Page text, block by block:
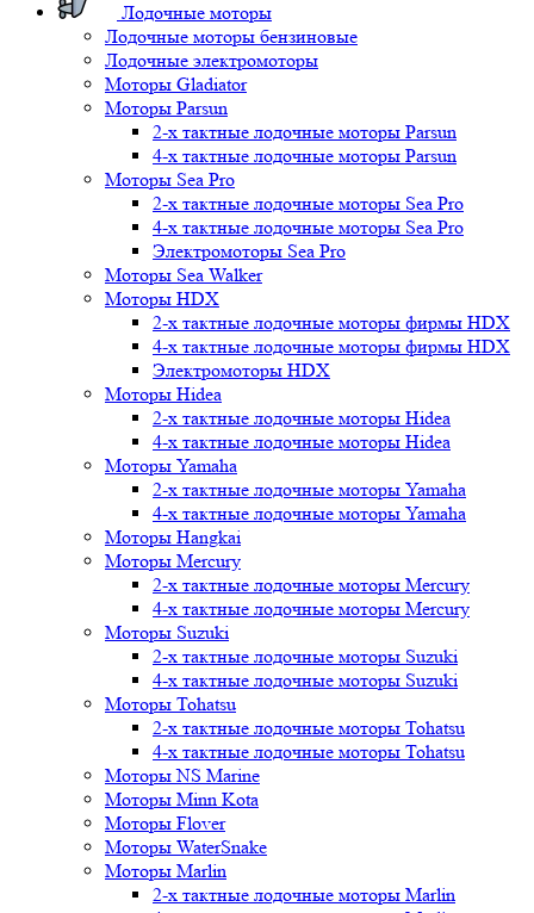
Лодочные моторы
Лодочные моторы бензиновые
Лодочные электромоторы
Моторы Gladiator
Моторы Parsun
2-х тактные лодочные моторы Parsun
4-х тактные лодочные моторы Parsun
Моторы Sea Pro
2-х тактные лодочные моторы Sea Pro
4-х тактные лодочные моторы Sea Pro
Электромоторы Sea Pro
Моторы Sea Walker
Моторы HDX
2-х тактные лодочные моторы фирмы HDX
4-х тактные лодочные моторы фирмы HDX
Электромоторы HDX
Моторы Hidea
2-х тактные лодочные моторы Hidea
4-х тактные лодочные моторы Hidea
Моторы Yamaha
2-х тактные лодочные моторы Yamaha
4-х тактные лодочные моторы Yamaha
Моторы Hangkai
Моторы Mercury
2-х тактные лодочные моторы Mercury
4-х тактные лодочные моторы Mercury
Моторы Suzuki
2-х тактные лодочные моторы Suzuki
4-х тактные лодочные моторы Suzuki
Моторы Tohatsu
2-х тактные лодочные моторы Tohatsu
4-х тактные лодочные моторы Tohatsu
Моторы NS Marine
Моторы Minn Kota
Моторы Flover
Моторы WaterSnake
Моторы Marlin
2-х тактные лодочные моторы Marlin